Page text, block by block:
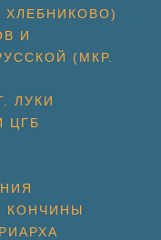
ХЛЕБНИКОВО)
И
(МКР.
ЛУКИ
ЦГБ
КОНЧИНЫ